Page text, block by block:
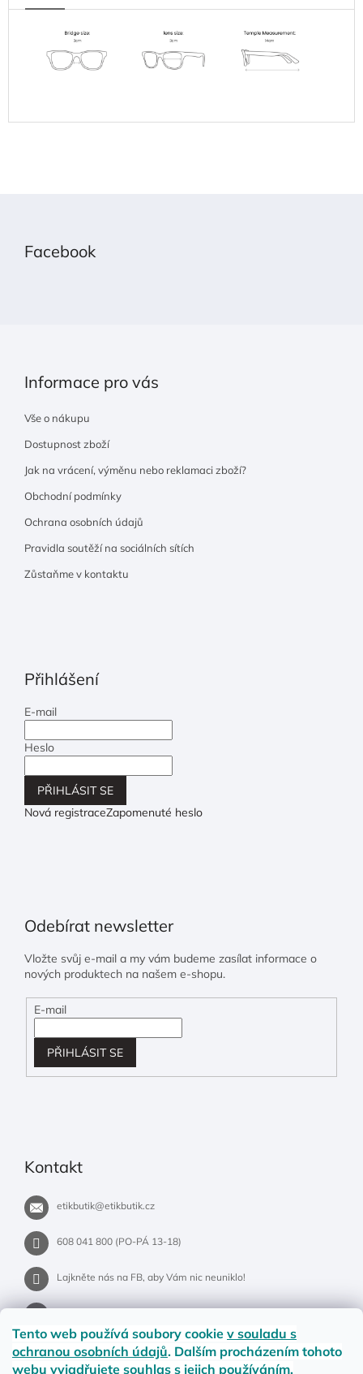
Tento web používá soubory cookie v souladu s
ochranou osobních údajů. Dalším procházením tohoto
webu vyjadřujete souhlas s jejich používáním.
Facebook
Informace pro vás
Vše o nákupu
Dostupnost zboží
Jak na vrácení, výměnu nebo reklamaci zboží?
Obchodní podmínky
Ochrana osobních údajů
Pravidla soutěží na sociálních sítích
Zůstaňme v kontaktu
Přihlášení
E-mail
Heslo
PŘIHLÁSIT SE
Nová registraceZapomenuté heslo
Odebírat newsletter
Vložte svůj e-mail a my vám budeme zasílat informace o
nových produktech na našem e-shopu.
E-mail
PŘIHLÁSIT SE
Kontakt
etikbutik@etikbutik.cz
608 041 800 (PO-PÁ 13-18)
Lajkněte nás na FB, aby Vám nic neuniklo!
etikbutik.cz